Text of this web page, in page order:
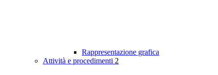
Rappresentazione grafica
Attività e procedimenti 2